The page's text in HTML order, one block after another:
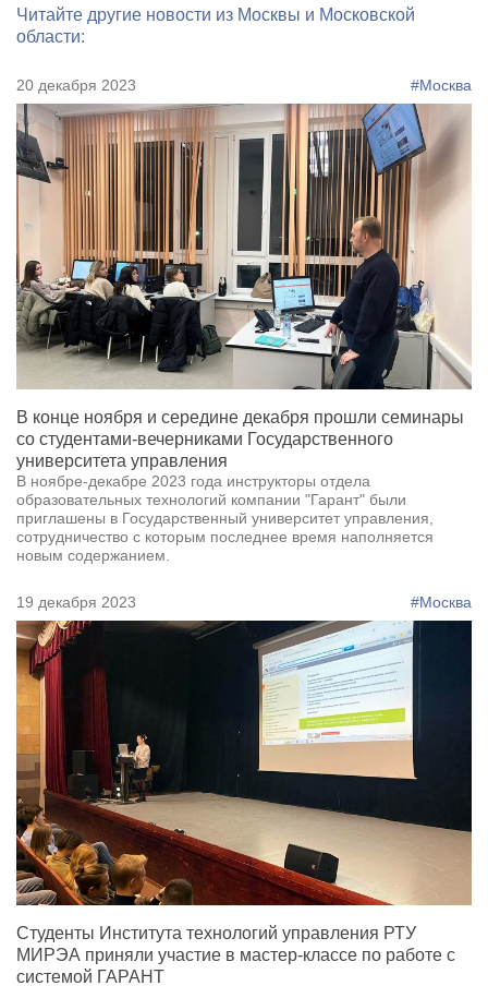
Читайте другие новости из Москвы и Московской
области:
20 декабря 2023 #Москва
В конце ноября и середине декабря прошли семинары
со студентами-вечерниками Государственного
университета управления
В ноябре-декабре 2023 года инструкторы отдела
образовательных технологий компании "Гарант" были
приглашены в Государственный университет управления,
сотрудничество с которым последнее время наполняется
новым содержанием.
19 декабря 2023 #Москва
Студенты Института технологий управления РТУ
МИРЭА приняли участие в мастер-классе по работе с
системой ГАРАНТ